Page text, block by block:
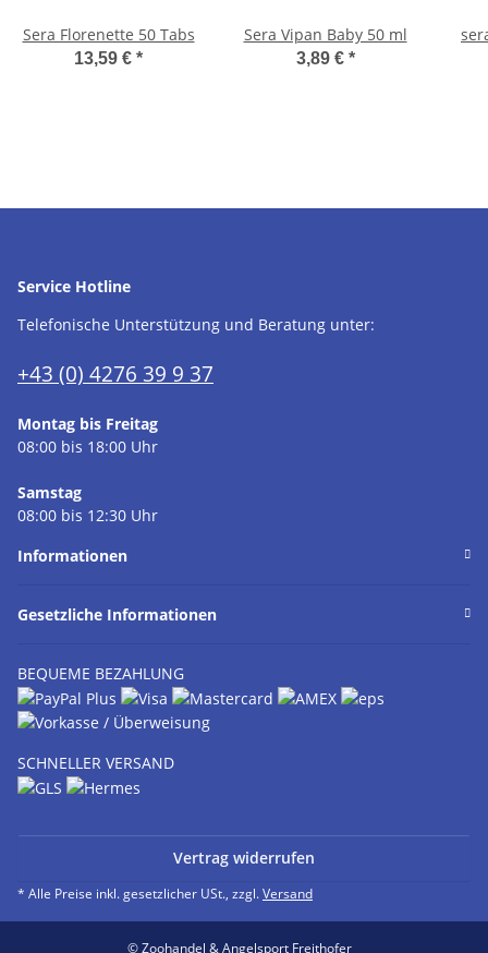
Sera Florenette 50 Tabs
13,59 € *
Sera Vipan Baby 50 ml
3,89 € *
Service Hotline
Telefonische Unterstützung und Beratung unter:
+43 (0) 4276 39 9 37
Montag bis Freitag
08:00 bis 18:00 Uhr
Samstag
08:00 bis 12:30 Uhr
Informationen
Gesetzliche Informationen
BEQUEME BEZAHLUNG
SCHNELLER VERSAND
Vertrag widerrufen
* Alle Preise inkl. gesetzlicher USt., zzgl.Versand
© Zoohandel & Angelsport Freithofer